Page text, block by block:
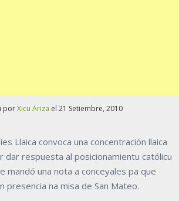
porXicu Ariza el 21 Setiembre, 2010
Llaica convoca una concentración llaica
dar respuesta al posicionamientu católicu
mandó una nota a conceyales pa que
presencia na misa de San Mateo.